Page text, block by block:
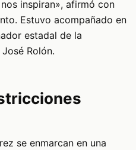
inspiran», afirmó con
Estuvo acompañado en
estadal de la
Rolón.
se enmarcan en una